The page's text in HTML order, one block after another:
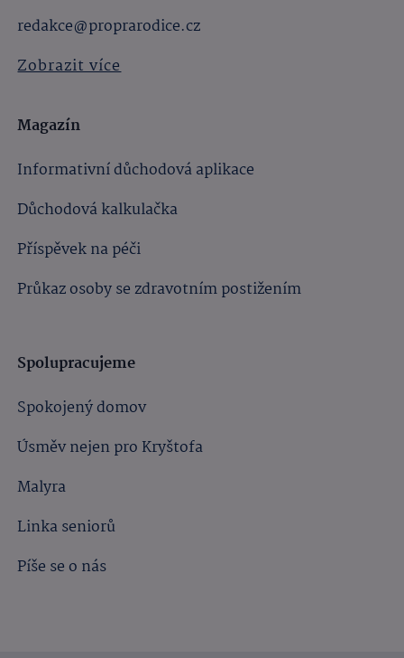
redakce@proprarodice.cz
Zobrazit více
Magazín
Informativní důchodová aplikace
Důchodová kalkulačka
Příspěvek na péči
Průkaz osoby se zdravotním postižením
Spolupracujeme
Spokojený domov
Úsměv nejen pro Kryštofa
Malyra
Linka seniorů
Píše se o nás